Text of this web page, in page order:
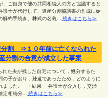
ご自身で他の共同相続人の方と協議すると
護士が代行して、遺産分割協議書の作成に始
解約手続き、株式の名義... 続きはこちら≫
割 ⇒１０年前に亡くなられた
分割の合意が成立した事案
た夫が残した自宅について，処分するた
子がおり，疎遠であったため，どのように
ました。 ・結果 弁護士が介入し，交渉
定相続分...
続きはこちら≫